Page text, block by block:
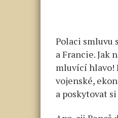
Polaci smluvu
a Francie. Jak
mluvící hlavo!
vojenské,
a poskytovat